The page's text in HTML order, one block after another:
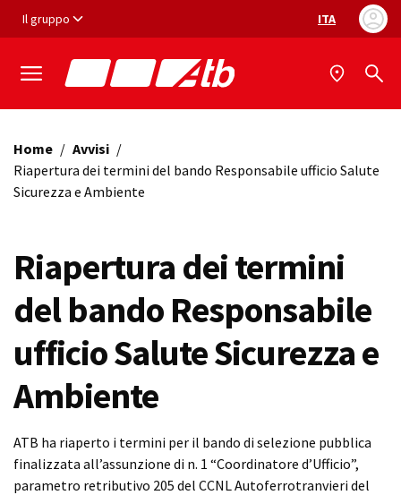
Vai ai contenuti
Vai al footer
Il gruppo Selezione
ITA
Home / Avvisi /
Riapertura dei termini del bando Responsabile ufficio Salute
Sicurezza e Ambiente
Riapertura dei termini
del bando Responsabile
ufficio Salute Sicurezza e
Ambiente
ATB ha riaperto i termini per il bando di selezione pubblica
finalizzata all’assunzione di n. 1 “Coordinatore d’Ufficio”,
parametro retributivo 205 del CCNL Autoferrotranvieri del